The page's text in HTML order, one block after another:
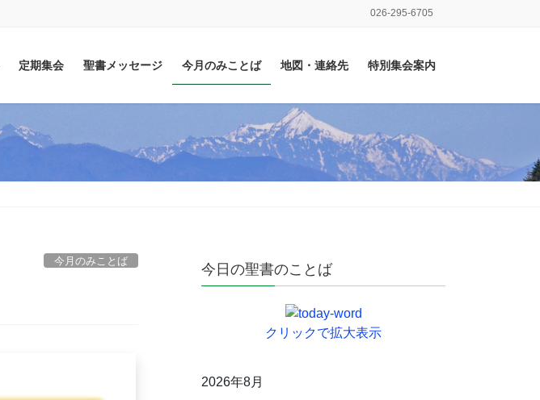
026-295-6705
定期集会 聖書メッセージ 今月のみことば 地図・連絡先 特別集会案内
今月のみことば
今日の聖書のことば
クリックで拡大表示
2026年8月